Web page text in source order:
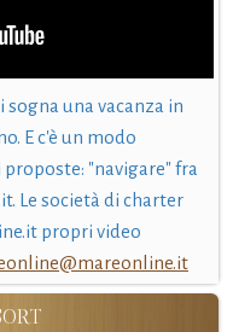
una vacanza in
E c'è un modo
"navigare" fra
Le società di charter
propri video